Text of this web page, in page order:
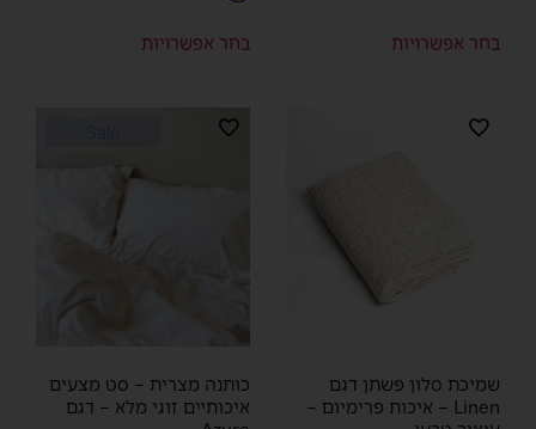
בחר אפשרויות בחר אפשרויות
שמיכת סלון פשתן דגם
Linen – איכות פרימיום –
כותנה מצרית – סט מצעים
איכותיים זוגי מלא – דגם